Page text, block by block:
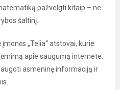
pažvelgti kitaip – ne
šaltinį.
„Telia“ atstovai, kurie
apie saugumą internete.
asmeninę informaciją ir